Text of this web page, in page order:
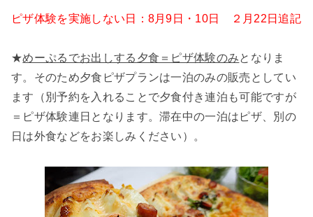
ピザ体験を実施しない日：8月9日・10日 ２月22日追記
★めーぷるでお出しする夕食＝ピザ体験のみとなりま
す。そのため夕食ピザプランは一泊のみの販売としてい
ます（別予約を入れることで夕食付き連泊も可能ですが
＝ピザ体験連日となります。滞在中の一泊はピザ、別の
日は外食などをお楽しみください）。